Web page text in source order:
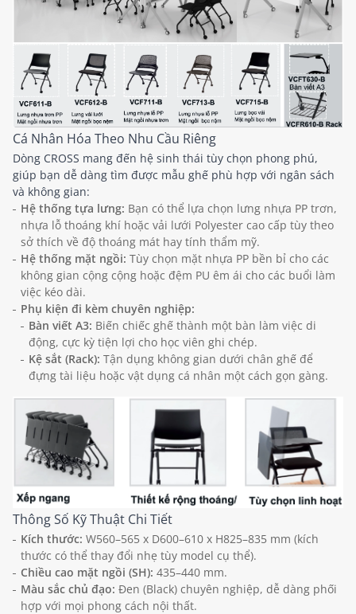
Cá Nhân Hóa Theo Nhu Cầu Riêng
Dòng CROSS mang đến hệ sinh thái tùy chọn phong phú,
giúp bạn dễ dàng tìm được mẫu ghế phù hợp với ngân sách
và không gian:
Hệ thống tựa lưng: Bạn có thể lựa chọn lưng nhựa PP trơn,
nhựa lỗ thoáng khí hoặc vải lưới Polyester cao cấp tùy theo
sở thích về độ thoáng mát hay tính thẩm mỹ.
Hệ thống mặt ngồi: Tùy chọn mặt nhựa PP bền bỉ cho các
không gian cộng cộng hoặc đệm PU êm ái cho các buổi làm
việc kéo dài.
Phụ kiện đi kèm chuyên nghiệp:
Bàn viết A3: Biến chiếc ghế thành một bàn làm việc di
động, cực kỳ tiện lợi cho học viên ghi chép.
Kệ sắt (Rack): Tận dụng không gian dưới chân ghế để
đựng tài liệu hoặc vật dụng cá nhân một cách gọn gàng.
Thông Số Kỹ Thuật Chi Tiết
Kích thước: W560–565 x D600–610 x H825–835 mm (kích
thước có thể thay đổi nhẹ tùy model cụ thể).
Chiều cao mặt ngồi (SH): 435–440 mm.
Màu sắc chủ đạo: Đen (Black) chuyên nghiệp, dễ dàng phối
hợp với mọi phong cách nội thất.